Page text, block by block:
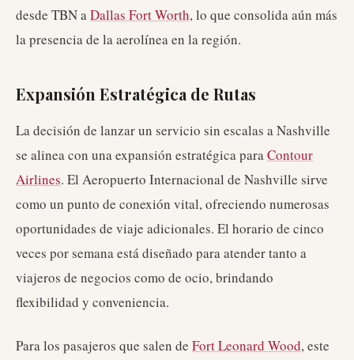
desde TBN aDallas Fort Worth, lo que consolida aún más
la presencia de la aerolínea en la región.
Expansión Estratégica de Rutas
La decisión de lanzar un servicio sin escalas a Nashville
se alinea con una expansión estratégica paraContour
Airlines. El Aeropuerto Internacional de Nashville sirve
como un punto de conexión vital, ofreciendo numerosas
oportunidades de viaje adicionales. El horario de cinco
veces por semana está diseñado para atender tanto a
viajeros de negocios como de ocio, brindando
flexibilidad y conveniencia.
Para los pasajeros que salen de Fort Leonard Wood, este